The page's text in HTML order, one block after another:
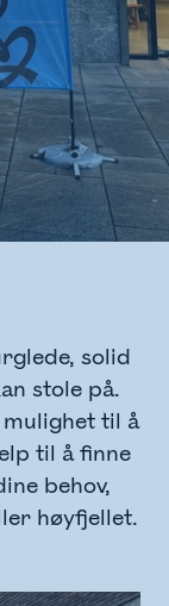
solid
stole på.
til å
til å finne
behov,
høyfjellet.